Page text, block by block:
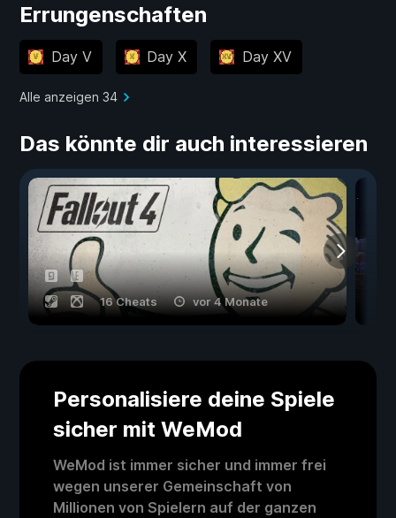
Errungenschaften
Day V Day X Day XV
Alle anzeigen 34
Das könnte dir auch interessieren
16 Cheats vor 4 Monate
Personalisiere deine Spiele
sicher mit WeMod
WeMod ist immer sicher und immer frei
wegen unserer Gemeinschaft von
Millionen von Spielern auf der ganzen